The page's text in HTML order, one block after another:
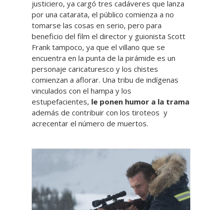
justiciero, ya cargó tres cadáveres que lanza
por una catarata, el público comienza a no
tomarse las cosas en serio, pero para
beneficio del film el director y guionista Scott
Frank tampoco, ya que el villano que se
encuentra en la punta de la pirámide es un
personaje caricaturesco y los chistes
comienzan a aflorar. Una tribu de indígenas
vinculados con el hampa y los
estupefacientes, le ponen humor a la trama
además de contribuir con los tiroteos y
acrecentar el número de muertos.